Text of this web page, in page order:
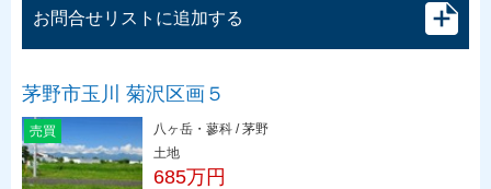
お問合せリストに追加する
茅野市玉川 菊沢区画５
売買
八ヶ岳・蓼科 / 茅野
土地
685万円